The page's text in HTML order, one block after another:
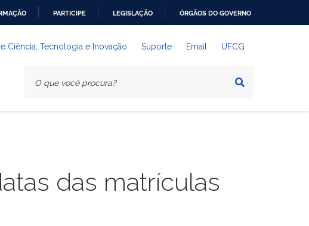
PARTICIPE LEGISLAÇÃO ÓRGÃOS DO GOVERNO
Ciência, Tecnologia e Inovação Suporte Email UFCG
das matrículas